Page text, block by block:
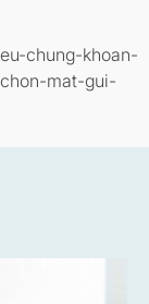
chung-khoan-
mat-gui-